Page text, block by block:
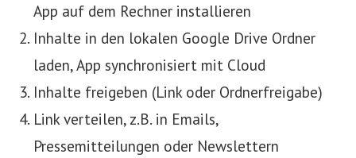
App auf dem Rechner installieren
Inhalte in den lokalen Google Drive Ordner
laden, App synchronisiert mit Cloud
Inhalte freigeben (Link oder Ordnerfreigabe)
Link verteilen, z.B. in Emails,
Pressemitteilungen oder Newslettern